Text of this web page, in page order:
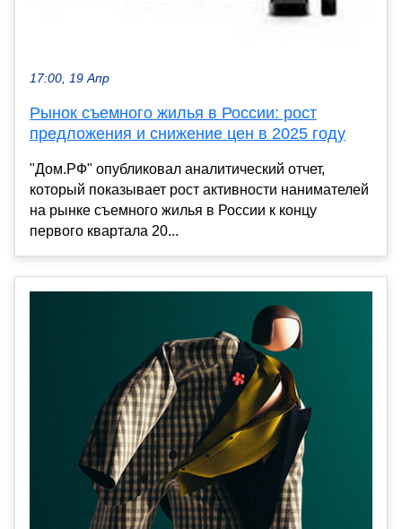
17:00, 19 Апр
Рынок съемного жилья в России: рост
предложения и снижение цен в 2025 году
"Дом.РФ" опубликовал аналитический отчет,
который показывает рост активности нанимателей
на рынке съемного жилья в России к концу
первого квартала 20...